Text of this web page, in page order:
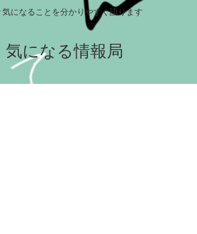
気になることを分かりやすく語ります
気になる情報局